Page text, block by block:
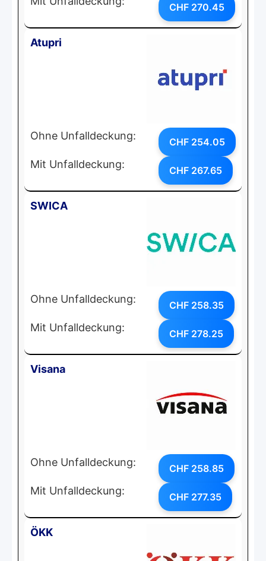
CHF 270.45
Atupri
Ohne Unfalldeckung: CHF 254.05
Mit Unfalldeckung: CHF 267.65
SWICA
Ohne Unfalldeckung: CHF 258.35
Mit Unfalldeckung: CHF 278.25
Visana
Ohne Unfalldeckung: CHF 258.85
Mit Unfalldeckung: CHF 277.35
ÖKK